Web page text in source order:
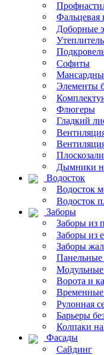
Фальцевая
Доборные
Утеплитель
Софиты
Элементы
Флюгеры
Гладкий
Дымники
Водосток
Водосток
Водосток
Заборы
Заборы из
Заборы из
Заборы
Панельные
Модульные
Ворота и
Временные
Рулонная
Барьеры
Колпаки на
Фасады
Сайдинг